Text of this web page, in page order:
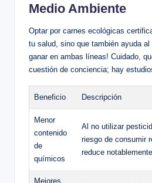
Medio Ambiente
Optar por carnes ecológicas
tu salud, sino que también ayuda al
ganar en ambas líneas! Cuidado,
cuestión de conciencia; hay
Beneficio Descripción
Menor
contenido
de
químicos
Al no utilizar
riesgo de consumir
reduce notablemente.
Mejores